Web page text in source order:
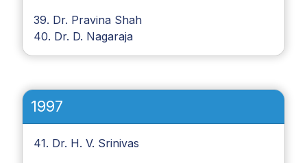
39. Dr. Pravina Shah
40. Dr. D. Nagaraja
1997
41. Dr. H. V. Srinivas